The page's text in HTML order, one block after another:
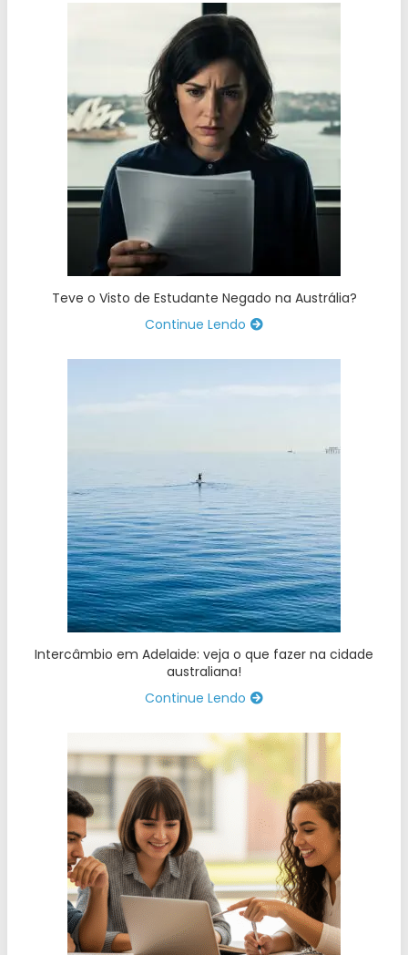
Teve o Visto de Estudante Negado na Austrália?
Continue Lendo
Intercâmbio em Adelaide: veja o que fazer na cidade
australiana!
Continue Lendo